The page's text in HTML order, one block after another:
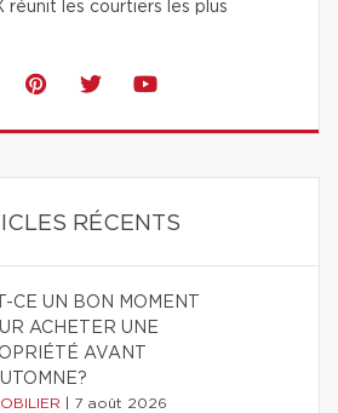
réunit les courtiers les plus
RÉCENTS
CE UN BON MOMENT
ACHETER UNE
AVANT
7 août 2026